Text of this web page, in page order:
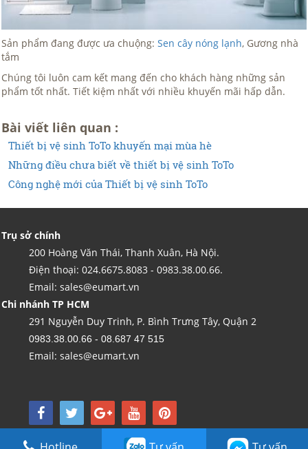
Sản phẩm đang được ưa chuộng: Sen cây nóng lạnh, Gương nhà
tắm
Chúng tôi luôn cam kết mang đến cho khách hàng những sản
phẩm tốt nhất. Tiết kiệm nhất với nhiều khuyến mãi hấp dẫn.
Bài viết liên quan :
Thiết bị vệ sinh ToTo khuyến mại mùa hè
Những điều chưa biết về thiết bị vệ sinh ToTo
Công nghệ mới của Thiết bị vệ sinh ToTo
Trụ sở chính
200 Hoàng Văn Thái, Thanh Xuân, Hà Nội.
Điện thoại: 024.6675.8083 - 0983.38.00.66.
Email: sales@eumart.vn
Chi nhánh TP HCM
291 Nguyễn Duy Trinh, P. Bình Trưng Tây, Quận 2
0983.38.00.66 - 08.687 47 515
Email: sales@eumart.vn
Copyright by Kim Tín LTD - Được vận hành bởi Công ty TNHH Thương mại và nội